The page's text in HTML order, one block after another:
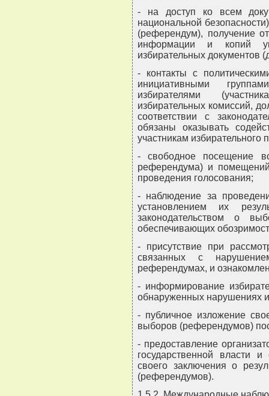
- на доступ ко всем
национальной
(референдум), получение
информации и копий
избирательных документов
- контакты с
инициативными
избирателями
избирательных комиссий,
соответствии с
обязаны оказывать
участникам
- свободное посещение
референдума) и
проведения голосования;
- наблюдение за
установлением их
законодательством о
обеспечивающих
- присутствие при
связанных с
референдумах, и
- информирование
обнаруженных нарушениях
- публичное изложение
выборов (референдумов)
- предоставление
государственной власти
своего заключения о
(референдумов).